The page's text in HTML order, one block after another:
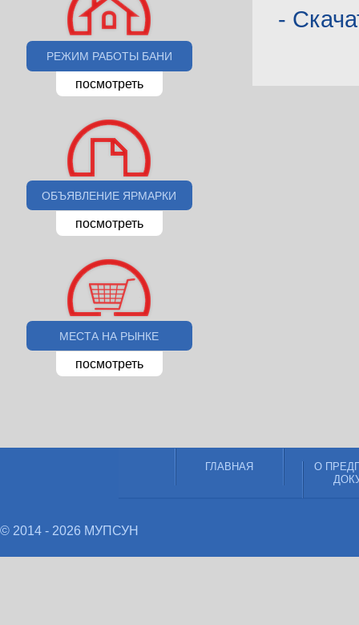
РЕЖИМ РАБОТЫ БАНИ
посмотреть
ОБЪЯВЛЕНИЕ ЯРМАРКИ
посмотреть
МЕСТА НА РЫНКЕ
посмотреть
-
ГЛАВНАЯ
О
© 2014 - 2026 МУПСУН